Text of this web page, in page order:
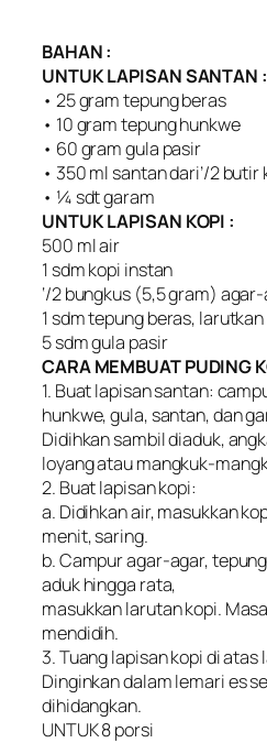
BAHAN :
UNTUK LAPISAN SANTAN :
• 25 gram tepung beras
• 10 gram tepung hunkwe
• 60 gram gula pasir
• 350 ml santan dari’/2 butir
• ¼ sdt garam
UNTUK LAPISAN KOPI :
500 ml air
1 sdm kopi instan
‘/2 bungkus (5,5 gram)
1 sdm tepung beras,
5 sdm gula pasir
CARA MEMBUAT PUDING
1. Buat lapisan santan:
hunkwe, gula, santan, dan
Didihkan sambil diaduk,
loyang atau mangkuk-
2. Buat lapisan kopi:
a. Didihkan air, masukkan
menit, saring.
b. Campur agar-agar,
aduk hingga rata,
masukkan larutan kopi.
mendidih.
3. Tuang lapisan kopi di atas
Dinginkan dalam lemari es
dihidangkan.
UNTUK 8 porsi